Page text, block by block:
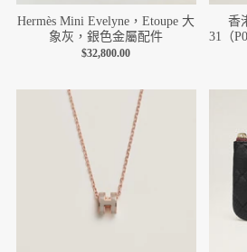
Hermès Mini Evelyne，Etoupe 大
象灰，銀色金屬配件
$32,800.00
香
31（